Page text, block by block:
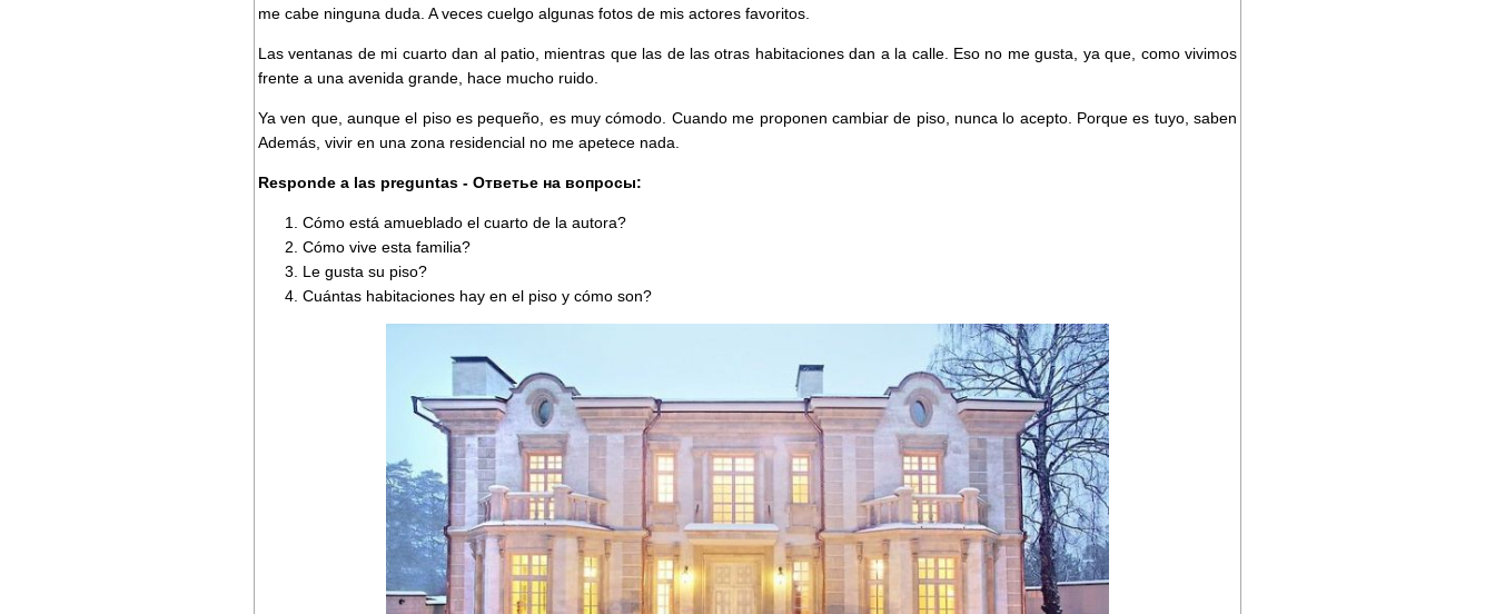
me cabe ninguna duda. A veces cuelgo algunas fotos de mis actores favoritos.
Las ventanas de mi cuarto dan al patio, mientras que las de las otras habitaciones dan a la calle. Eso no me gusta, ya que, como vivimos
frente a una avenida grande, hace mucho ruido.
Ya ven que, aunque el piso es pequeño, es muy cómodo. Cuando me proponen cambiar de piso, nunca lo acepto. Porque es tuyo, saben
Además, vivir en una zona residencial no me apetece nada.
Responde a las preguntas - Ответье на вопросы:
Cómo está amueblado el cuarto de la autora?
Cómo vive esta familia?
Le gusta su piso?
Cuántas habitaciones hay en el piso y cómo son?